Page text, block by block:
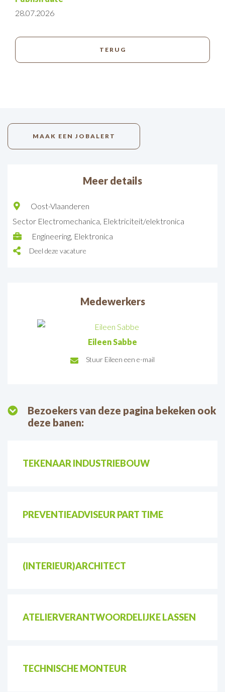
28.07.2026
MAAK EEN JOBALERT
Meer details
Oost-Vlaanderen
Sector Electromechanica Elektriciteit/elektronica
Engineering Elektronica
Deel deze vacature
Medewerkers
Eileen Sabbe
Stuur Eileen een e-mail
Bezoekers van deze pagina bekeken ook
deze banen:
TEKENAAR INDUSTRIEBOUW
PREVENTIEADVISEUR PART TIME
(INTERIEUR)ARCHITECT
ATELIERVERANTWOORDELIJKE LASSEN
TECHNISCHE MONTEUR